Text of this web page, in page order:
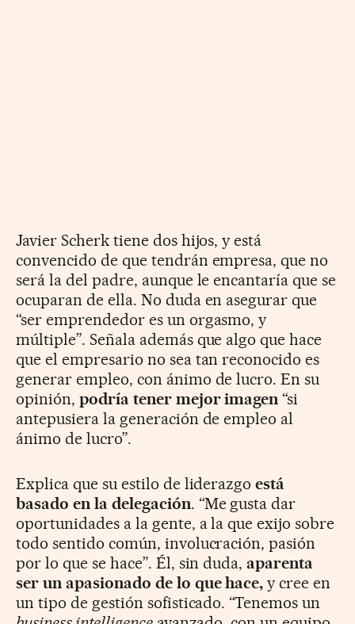
Javier Scherk tiene dos hijos, y está
convencido de que tendrán empresa, que no
será la del padre, aunque le encantaría que se
ocuparan de ella. No duda en asegurar que
“ser emprendedor es un orgasmo, y
múltiple”. Señala además que algo que hace
que el empresario no sea tan reconocido es
generar empleo, con ánimo de lucro. En su
opinión, podría tener mejor imagen “si
antepusiera la generación de empleo al
ánimo de lucro”.
Explica que su estilo de liderazgoestá
basado en la delegación. “Me gusta dar
oportunidades a la gente, a la que exijo sobre
todo sentido común, involucración, pasión
por lo que se hace”. Él, sin duda,aparenta
ser un apasionado de lo que hace, y cree en
un tipo de gestión sofisticado. “Tenemos un